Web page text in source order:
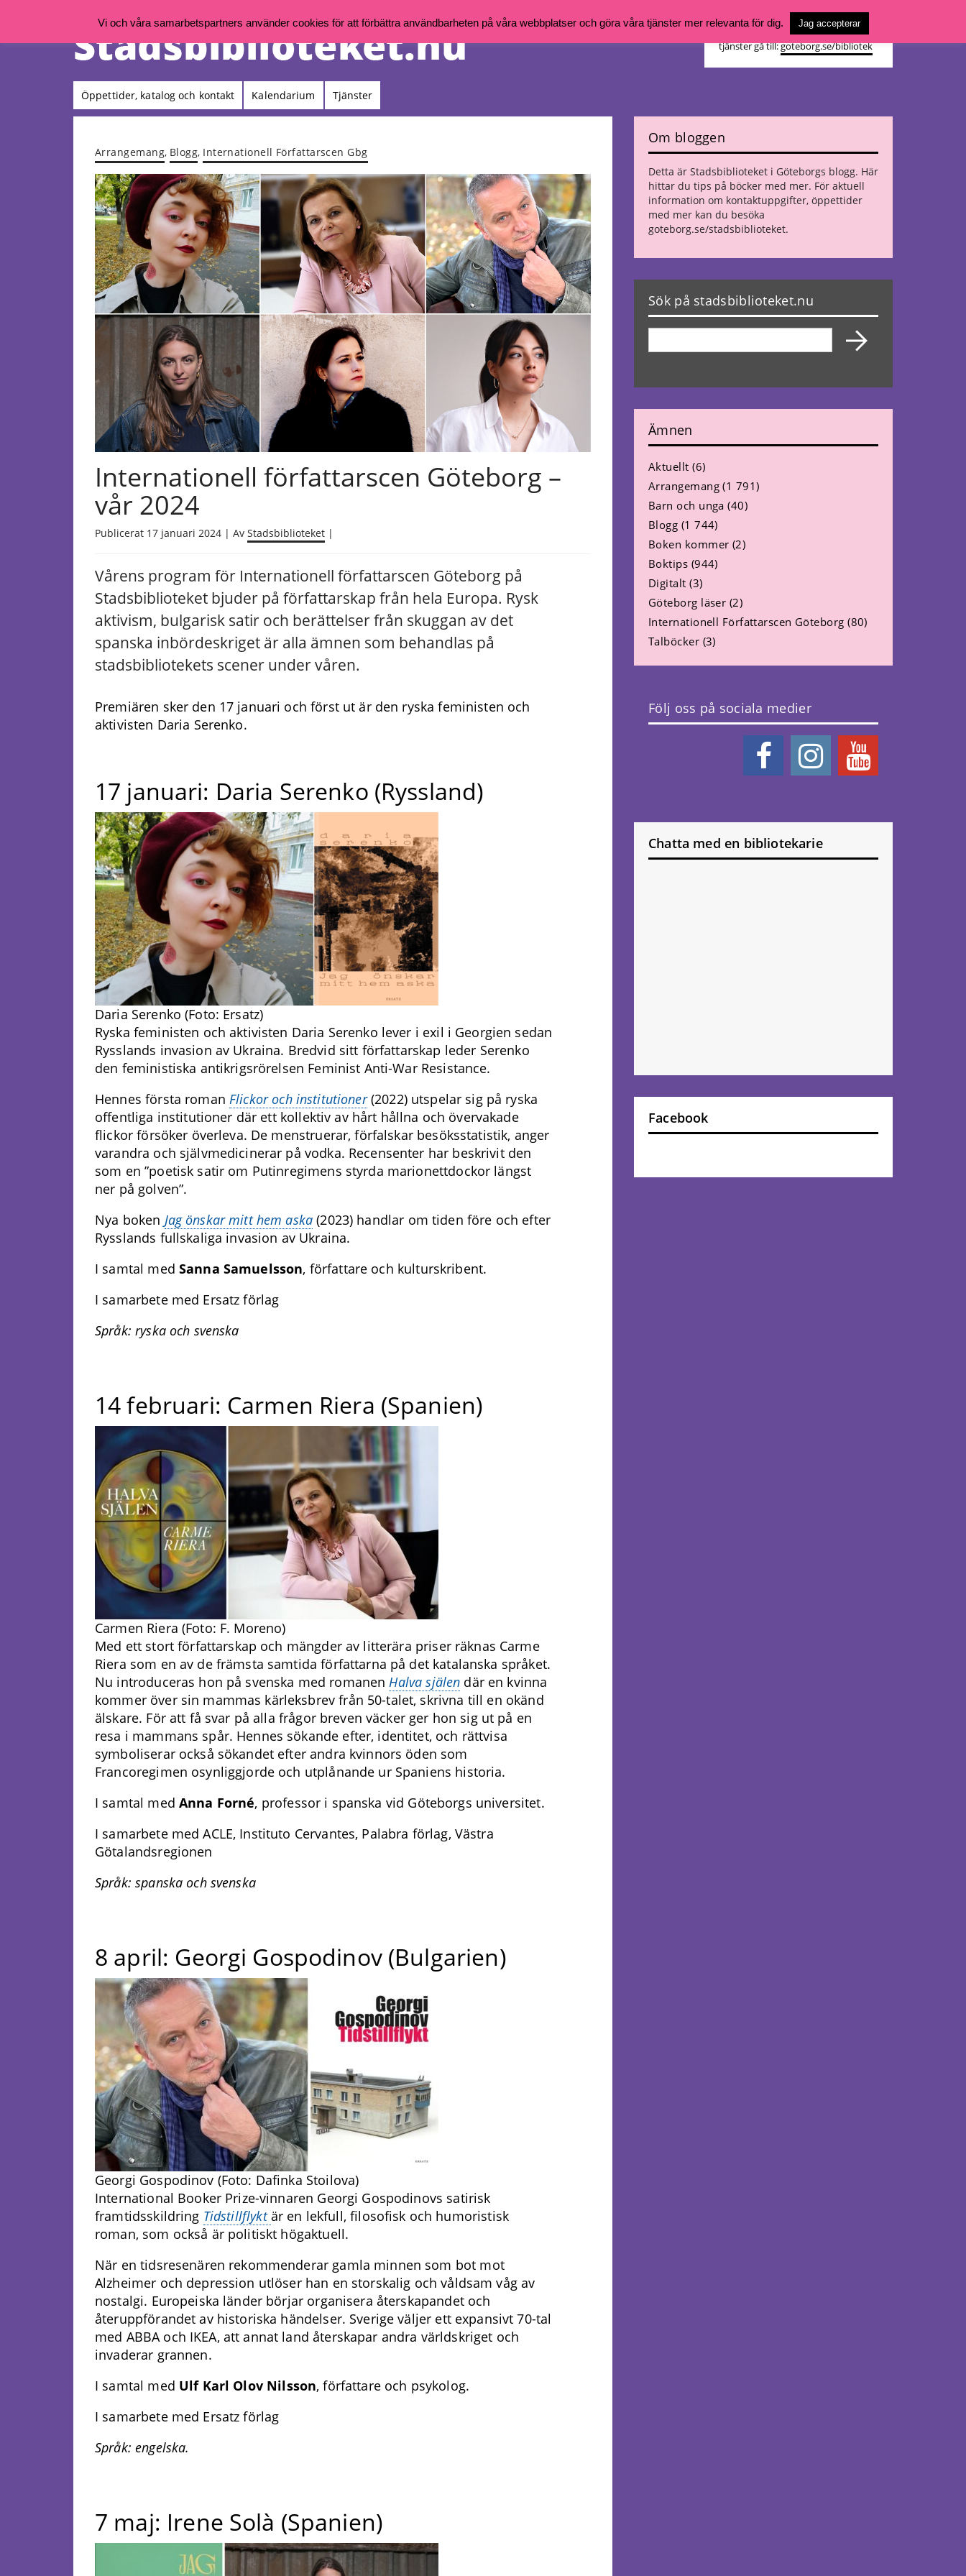
Öppettider, katalog och kontakt Kalendarium Tjänster
Vill du söka böcker, logga in på ditt
bibliotekskonto eller nå övriga
tjänster gå till:goteborg.se/bibliotek
Arrangemang, Blogg, Internationell Författarscen Gbg
Internationell författarscen Göteborg –
vår 2024
Publicerat 17 januari 2024 | Av Stadsbiblioteket |
Vårens program för Internationell författarscen Göteborg på
Stadsbiblioteket bjuder på författarskap från hela Europa. Rysk
aktivism, bulgarisk satir och berättelser från skuggan av det
spanska inbördeskriget är alla ämnen som behandlas på
stadsbibliotekets scener under våren.
Premiären sker den 17 januari och först ut är den ryska feministen och
aktivisten Daria Serenko.
17 januari: Daria Serenko (Ryssland)
Daria Serenko (Foto: Ersatz)
Ryska feministen och aktivisten Daria Serenko lever i exil i Georgien sedan
Rysslands invasion av Ukraina. Bredvid sitt författarskap leder Serenko
den feministiska antikrigsrörelsen Feminist Anti-War Resistance.
Hennes första roman Flickor och institutioner(2022) utspelar sig på ryska
offentliga institutioner där ett kollektiv av hårt hållna och övervakade
flickor försöker överleva. De menstruerar, förfalskar besöksstatistik, anger
varandra och självmedicinerar på vodka. Recensenter har beskrivit den
som en ”poetisk satir om Putinregimens styrda marionettdockor längst
ner på golven”.
Nya boken Jag önskar mitt hem aska (2023) handlar om tiden före och efter
Rysslands fullskaliga invasion av Ukraina.
I samtal med Sanna Samuelsson, författare och kulturskribent.
I samarbete med Ersatz förlag
Språk: ryska och svenska
14 februari: Carmen Riera (Spanien)
Carmen Riera (Foto: F. Moreno)
Med ett stort författarskap och mängder av litterära priser räknas Carme
Riera som en av de främsta samtida författarna på det katalanska språket.
Nu introduceras hon på svenska med romanenHalva själen där en kvinna
kommer över sin mammas kärleksbrev från 50-talet, skrivna till en okänd
älskare. För att få svar på alla frågor breven väcker ger hon sig ut på en
resa i mammans spår. Hennes sökande efter, identitet, och rättvisa
symboliserar också sökandet efter andra kvinnors öden som
Francoregimen osynliggjorde och utplånande ur Spaniens historia.
I samtal med Anna Forné, professor i spanska vid Göteborgs universitet.
I samarbete med ACLE, Instituto Cervantes, Palabra förlag, Västra
Götalandsregionen
Språk: spanska och svenska
8 april: Georgi Gospodinov (Bulgarien)
Georgi Gospodinov (Foto: Dafinka Stoilova)
International Booker Prize-vinnaren Georgi Gospodinovs satirisk
framtidsskildring Tidstillflykt är en lekfull, filosofisk och humoristisk
roman, som också är politiskt högaktuell.
När en tidsresenären rekommenderar gamla minnen som bot mot
Alzheimer och depression utlöser han en storskalig och våldsam våg av
nostalgi. Europeiska länder börjar organisera återskapandet och
återuppförandet av historiska händelser. Sverige väljer ett expansivt 70-tal
med ABBA och IKEA, att annat land återskapar andra världskriget och
invaderar grannen.
I samtal med Ulf Karl Olov Nilsson, författare och psykolog.
I samarbete med Ersatz förlag
Språk: engelska.
7 maj: Irene Solà (Spanien)
Om bloggen
Detta är Stadsbiblioteket i Göteborgs blogg. Här
hittar du tips på böcker med mer. För aktuell
information om kontaktuppgifter, öppettider
med mer kan du besöka
goteborg.se/stadsbiblioteket.
Sök på stadsbiblioteket.nu
Ämnen
Aktuellt (6)
Arrangemang(1 791)
Barn och unga (40)
Blogg (1 744)
Boken kommer (2)
Boktips (944)
Digitalt (3)
Göteborg läser (2)
Internationell Författarscen Göteborg (80)
Talböcker (3)
Följ oss på sociala medier
Chatta med en bibliotekarie
Facebook
Vi och våra samarbetspartners använder cookies för att förbättra användbarheten på våra webbplatser och göra våra tjänster mer relevanta för dig. Jag accepterar